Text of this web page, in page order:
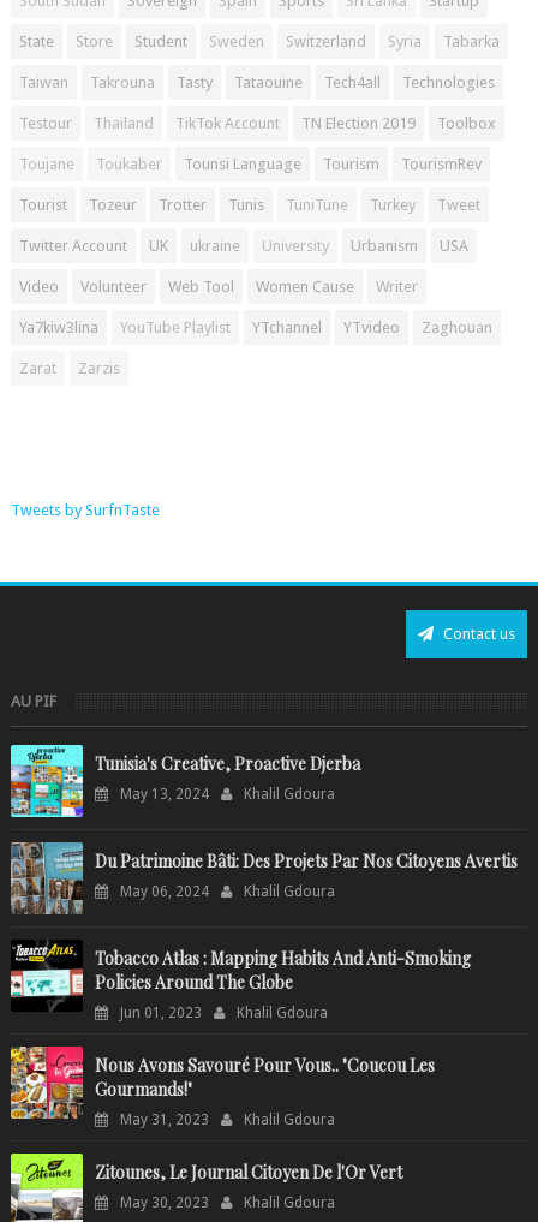
State Store Student Sweden Switzerland Syria Tabarka
Taiwan Takrouna Tasty Tataouine Tech4all Technologies
Testour Thailand TikTok Account TN Election 2019 Toolbox
Toujane Toukaber Tounsi Language Tourism TourismRev
Tourist Tozeur Trotter Tunis TuniTune Turkey Tweet
Twitter Account UK ukraine University Urbanism USA
Video Volunteer Web Tool Women Cause Writer
Ya7kiw3lina YouTube Playlist YTchannel YTvideo Zaghouan
Zarat Zarzis
Tweets by SurfnTaste
Contact us
AU PIF
Tunisia's Creative, Proactive Djerba
May 13, 2024 Khalil Gdoura
Du Patrimoine Bâti: Des Projets Par Nos Citoyens Avertis
May 06, 2024 Khalil Gdoura
Tobacco Atlas : Mapping Habits And Anti-Smoking
Policies Around The Globe
Jun 01, 2023 Khalil Gdoura
Nous Avons Savouré Pour Vous.. "Coucou Les
Gourmands!"
May 31, 2023 Khalil Gdoura
Zitounes, Le Journal Citoyen De l'Or Vert
May 30, 2023 Khalil Gdoura